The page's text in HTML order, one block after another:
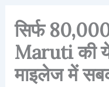
सिर्फ
Maruti की ये
माइलेज में